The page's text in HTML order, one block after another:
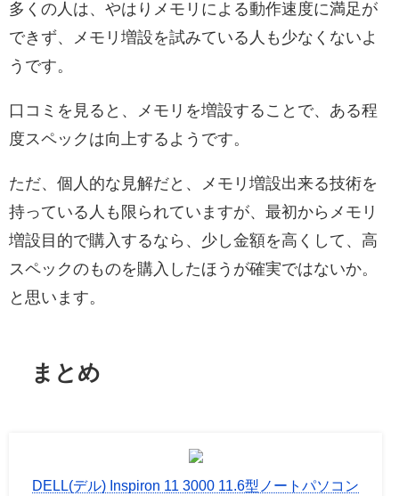
多くの人は、やはりメモリによる動作速度に満足が
できず、メモリ増設を試みている人も少なくないよ
うです。
口コミを見ると、メモリを増設することで、ある程
度スペックは向上するようです。
ただ、個人的な見解だと、メモリ増設出来る技術を
持っている人も限られていますが、最初からメモリ
増設目的で購入するなら、少し金額を高くして、高
スペックのものを購入したほうが確実ではないか。
と思います。
まとめ
DELL(デル) Inspiron 11 3000 11.6型ノートパソコン